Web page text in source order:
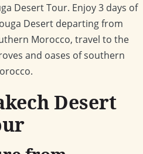
Desert Tour. Enjoy 3 days of
Desert departing from
Morocco, travel to the
and oases of southern
Desert